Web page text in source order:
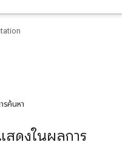
รค้นหา
สดงในผลการ